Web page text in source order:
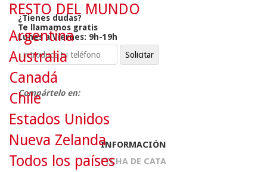
¿Tienes dudas?
Te llamamos gratis
Lunes a Viernes: 9h-19h
Compártelo en:
INFORMACIÓN
FICHA DE CATA
RESTO DEL MUNDO
Argentina
Australia
Canadá
Chile
Estados Unidos
Nueva Zelanda
Todos los países